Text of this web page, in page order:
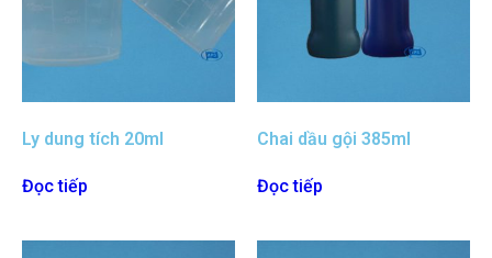
Ly dung tích 20ml
Đọc tiếp
Chai dầu gội 385ml
Đọc tiếp